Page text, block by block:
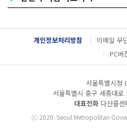
o
g
l
e
개인정보처리방침 이메일 무
PC버
서울특별시청
서울특별시 중구 세종대
대표전화 다산콜센
ⓒ2020. Seoul Metropolitan